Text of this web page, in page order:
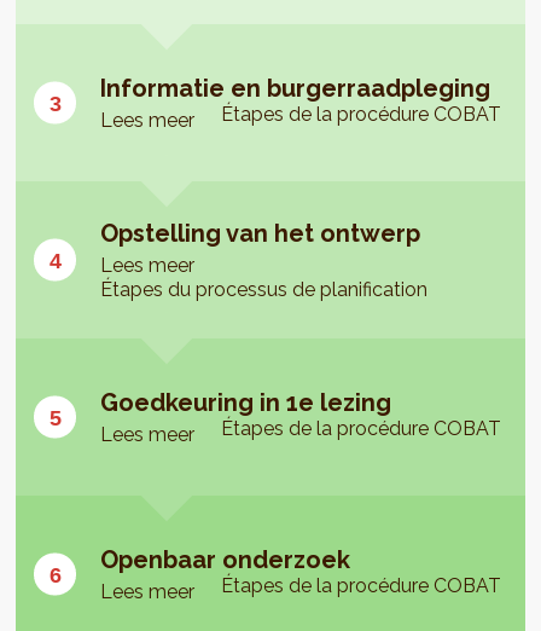
Informatie en burgerraadpleging
Lees meer Étapes de la procédure COBAT
Opstelling van het ontwerp
Lees meer
Étapes du processus de planification
Goedkeuring in 1e lezing
Lees meer Étapes de la procédure COBAT
Openbaar onderzoek
Lees meer Étapes de la procédure COBAT